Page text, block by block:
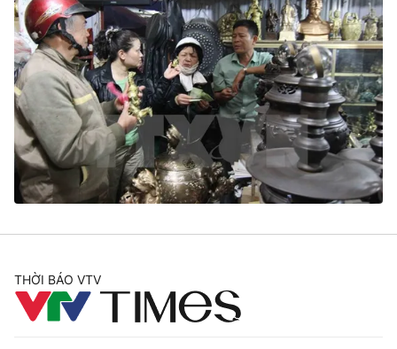
Y tế
Thế giới
Tin tức
Thế giới đó đây
Câu chuyện quốc tế
Kinh tế
Tài chính
Thị trường
Góc doanh nghiệp
Dữ liệu và đời sống
Truyền hình
Phim VTV
Hậu trường
Giải trí
Điện ảnh
THỜI BÁO VTV